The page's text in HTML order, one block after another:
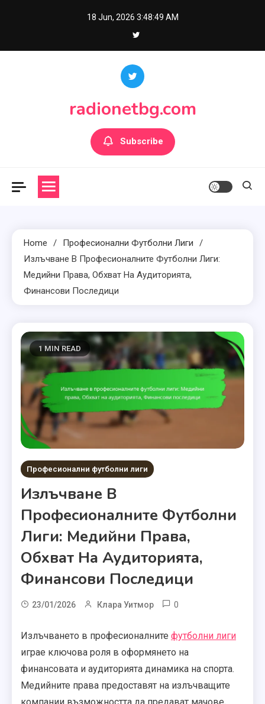
18 Jun, 2026 3:48:50 AM
radionetbg.com
Subscribe
Home
Професионални Футболни Лиги
Излъчване В Професионалните Футболни Лиги:
Медийни Права, Обхват На Аудиторията,
Финансови Последици
1 MIN READ
Професионални футболни лиги
Излъчване В
Професионалните Футболни
Лиги: Медийни Права,
Обхват На Аудиторията,
Финансови Последици
23/01/2026 Клара Уитмор 0
Излъчването в професионалните футболни лиги
играе ключова роля в оформянето на
финансовата и аудиторията динамика на спорта.
Медийните права предоставят на излъчващите